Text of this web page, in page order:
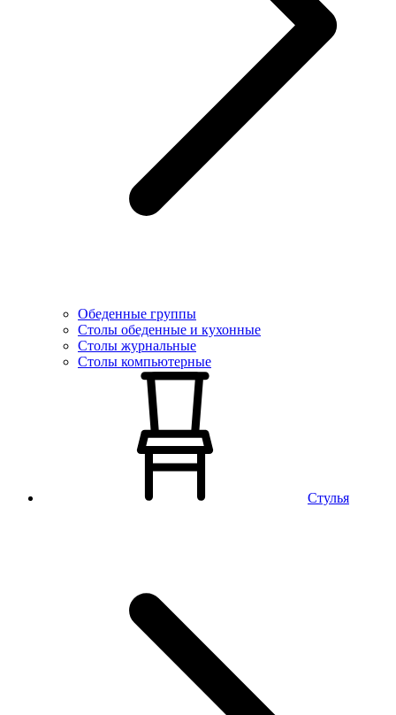
Обеденные группы
Столы обеденные и кухонные
Столы журнальные
Столы компьютерные
Стулья